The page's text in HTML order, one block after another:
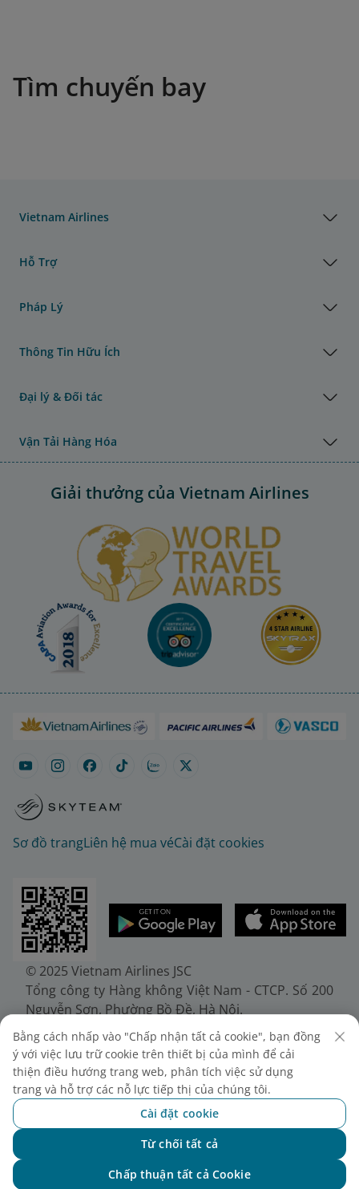
Tìm chuyến bay
Vietnam Airlines
Hỗ Trợ
Pháp Lý
Thông Tin Hữu Ích
Đại lý & Đối tác
Vận Tải Hàng Hóa
Giải thưởng của Vietnam Airlines
Sơ đồ trangLiên hệ mua véCài đặt cookies
© 2025 Vietnam Airlines JSC
Tổng công ty Hàng không Việt Nam - CTCP. Số 200
Nguyễn Sơn, Phường Bồ Đề, Hà Nội.
Điện thoại: (+84-24) 38272289. Fax: (+84-24)
38722375
Giấy chứng nhận đăng ký doanh nghiệp, mã số
doanh nghiệp 0100107518, đăng ký lần đầu ngày
30/6/2010, đăng ký thay đổi lần thứ 10 ngày
24/7/2025, cấp bởi Sở Tài chính Thành phố Hà Nội.
Bằng cách nhấp vào "Chấp nhận tất cả cookie", bạn đồng
ý với việc lưu trữ cookie trên thiết bị của mình để cải
thiện điều hướng trang web, phân tích việc sử dụng
trang và hỗ trợ các nỗ lực tiếp thị của chúng tôi.
Cài đặt cookie
Từ chối tất cả
Chấp thuận tất cả Cookie